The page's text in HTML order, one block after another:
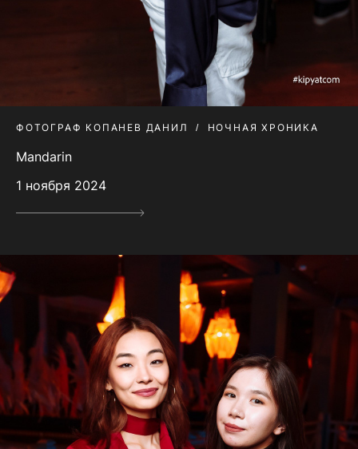
ФОТОГРАФ КОПАНЕВ ДАНИЛ НОЧНАЯ ХРОНИКА
Mandarin
1 ноября 2024